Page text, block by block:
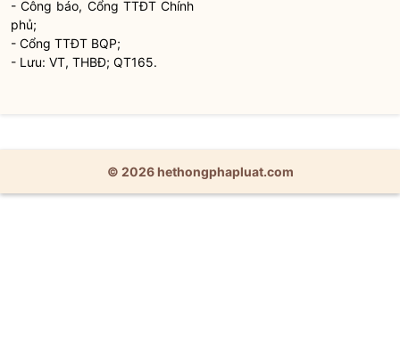
- Công báo, Cổng TTĐT Chính
phủ;
- Cổng TTĐT BQP;
- Lưu: VT, THBĐ; QT165.
© 2026 hethongphapluat.com